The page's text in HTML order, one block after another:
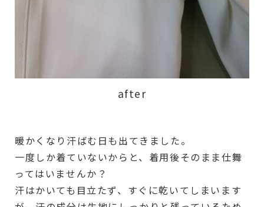
after
暖かくなり汗ばむ日も出てきました。
一度しか着ていないからと、着用後そのまま仕舞
ってはいませんか？
汗はかいても目立たず、すぐに乾いてしまいます